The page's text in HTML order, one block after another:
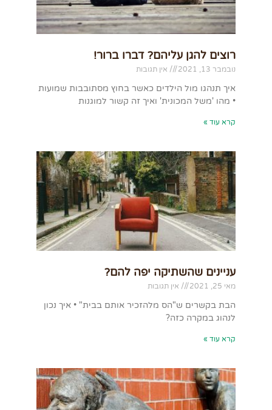
רוצים להגן עליהם? דברו ברור!
נובמבר 13, 2021 אין תגובות
איך תנהגו מול הילדים כאשר בחוץ מסתובבות שמועות
• מהו 'משל המכונית' ואיך זה קשור למוגנות
קרא עוד »
עניינים שהשתיקה יפה להם?
מאי 25, 2021 אין תגובות
הבת בקשרים ש"הס מלהזכיר אותם בבית" • איך נכון
לנהוג במקרה כזה?
קרא עוד »